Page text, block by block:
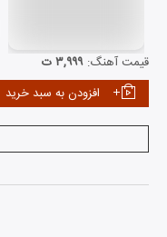
قیمت آهنگ: ۳,۹۹۹ ت
افزودن به سبد خرید